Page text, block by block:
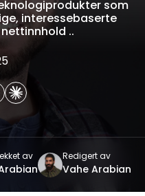
som
interessebaserte
..
av Redigert av
Vahe Arabian